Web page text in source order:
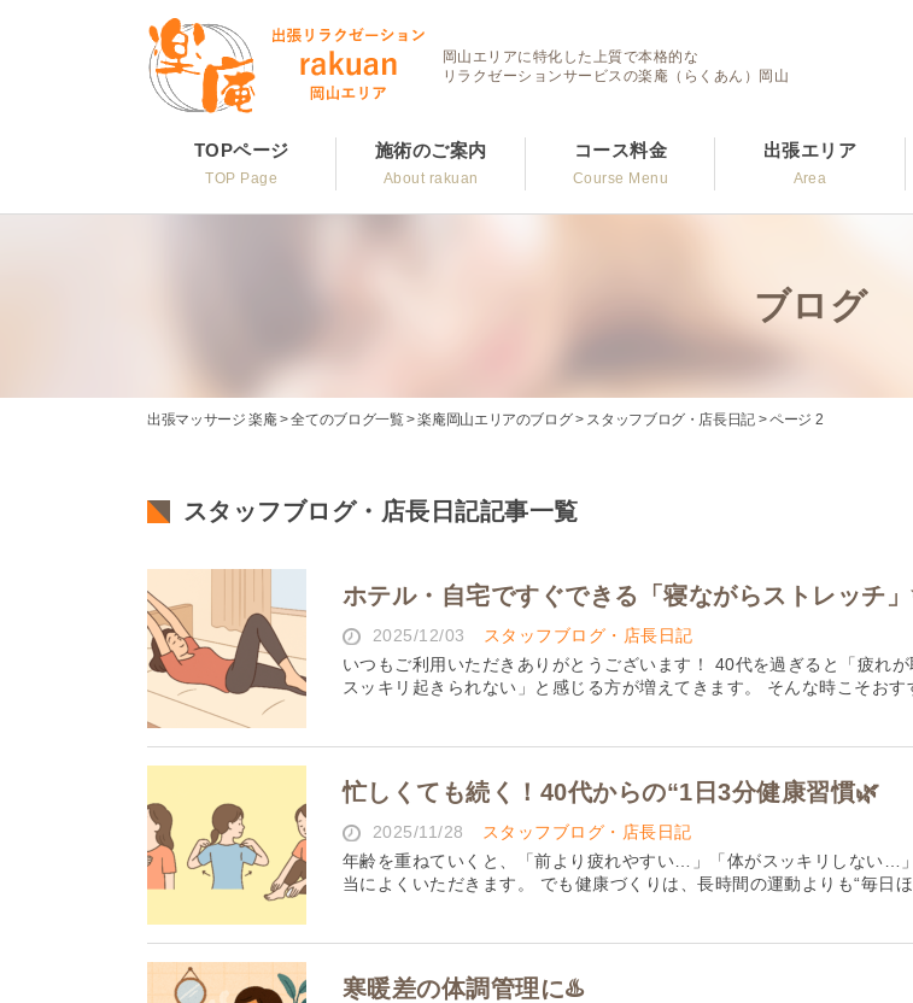
岡山エリアに特化した上質で本格的な
リラクゼーションサービスの楽庵（らくあん）岡山
TOPページ
TOP Page
施術のご案内
About rakuan
コース料金
Course Menu
出張エリア
Area
ブログ
出張マッサージ 楽庵>全てのブログ一覧>楽庵岡山エリアのブログ> スタッフブログ・店長日記 >ページ 2
スタッフブログ・店長日記記事一覧
ホテル・自宅ですぐできる「寝ながらストレッチ」
2025/12/03
スタッフブログ・店長日記
いつもご利用いただきありがとうございます！ 40代を過ぎると「疲れ
スッキリ起きられない」と感じる方が増えてきます。 そんな時こそおす
忙しくても続く！40代からの“1日3分健康習慣🌿
2025/11/28
スタッフブログ・店長日記
年齢を重ねていくと、「前より疲れやすい…」「体がスッキリしない…
当によくいただきます。 でも健康づくりは、長時間の運動よりも“毎日
寒暖差の体調管理に♨️